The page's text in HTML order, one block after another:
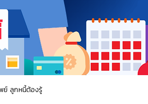
ย์ ลูกหนี้ต้องรู้